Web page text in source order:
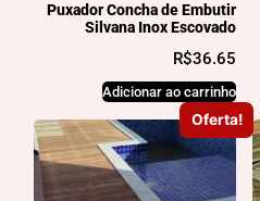
Puxador Concha de Embutir
Silvana Inox Escovado
R$36.65
Adicionar ao carrinho
Oferta!